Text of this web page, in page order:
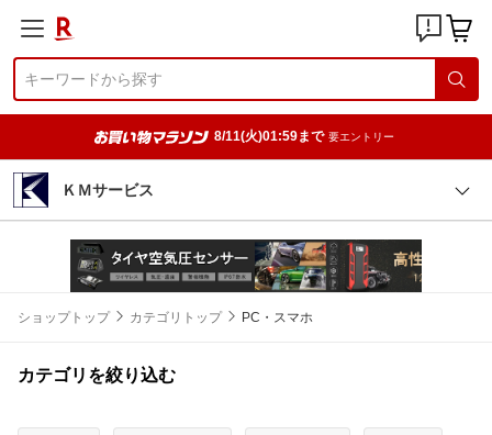
8/11(火)01:59まで 要エントリー
ＫＭサービス
ショップトップ カテゴリトップ PC・スマホ
カテゴリを絞り込む